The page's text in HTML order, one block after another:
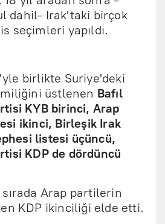
dahil- Irak'taki birçok
seçimleri yapıldı.
birlikte Suriye'deki
üstlenen Bafıl
KYB birinci, Arap
ikinci, Birleşik Irak
listesi üçüncü,
KDP de dördüncü
Arap partilerin
KDP ikinciliği elde etti.